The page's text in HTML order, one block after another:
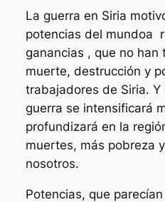
La guerra en Siria
potencias del mundoa
ganancias , que no han
muerte, destrucción y
trabajadores de Siria.
guerra se intensificará
profundizará en la
muertes, más pobreza
nosotros.
Potencias, que